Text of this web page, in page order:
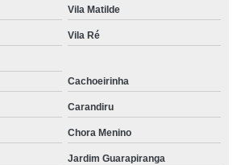
Parque São Jorge
Maia Guarulhos
com contraste Ermelino Matarazzo
Taboão
Jardim Fortaleza
Vila Marisa Mazzei
Vila Matilde
Vila Ré
Cachoeirinha
Carandiru
Chora Menino
Jardim Guarapiranga